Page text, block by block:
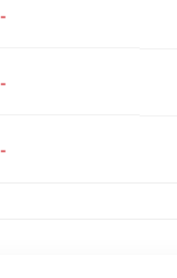
-
-
-